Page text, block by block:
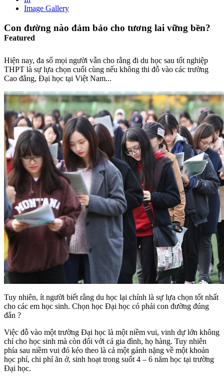
Image Gallery
Con đường nào đảm bảo cho tương lai vững bền?
Featured
Hiện nay, đa số mọi người vẫn cho rằng đi du học sau tốt nghiệp
THPT là sự lựa chọn cuối cùng nếu không thi đỗ vào các trường
Cao đẳng, Đại học tại Việt Nam...
Tuy nhiên, ít người biết rằng du học lại chính là sự lựa chọn tốt nhất
cho các em học sinh. Chọn học Đại học có phải con đường đúng
đắn ?
Việc đỗ vào một trường Đại học là một niềm vui, vinh dự lớn không
chỉ cho học sinh mà còn đối với cả gia đình, họ hàng. Tuy nhiên
phía sau niềm vui đó kéo theo là cả một gánh nặng về một khoản
học phí, chi phí ăn ở, sinh hoạt trong suốt 4 – 6 năm học tại trường
Đại học.